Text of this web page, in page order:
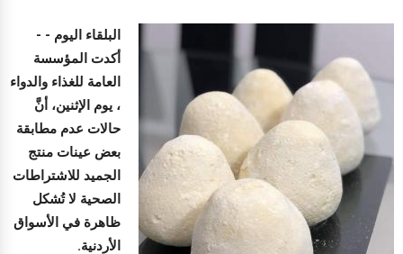
البلقاء اليوم - -
أكدت المؤسسة
العامة للغذاء والدواء
، يوم الإثنين، أنَّ
حالات عدم مطابقة
بعض عينات منتج
الجميد للاشتراطات
الصحية لا تُشكل
ظاهرة في الأسواق
الأردنية.